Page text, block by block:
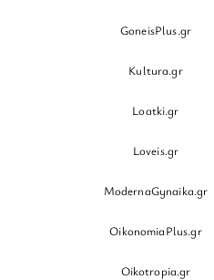
GoneisPlus.gr
Kultura.gr
Loatki.gr
Loveis.gr
ModernaGynaika.gr
OikonomiaPlus.gr
Oikotropia.gr